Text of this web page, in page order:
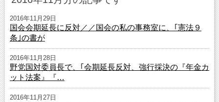
2016年11月29日
国会会期延長に反対／／国会の私の事務室に、｢憲法９
条｣の書が
2016年11月28日
野党国対委員長で、｢会期延長反対、強行採決の『年金カ
ット法案』『…
2016年11月27日